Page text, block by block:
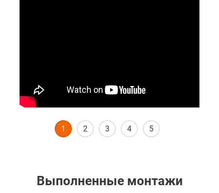
1 2 3 4 5
Выполненные монтажи
Следующий шаг